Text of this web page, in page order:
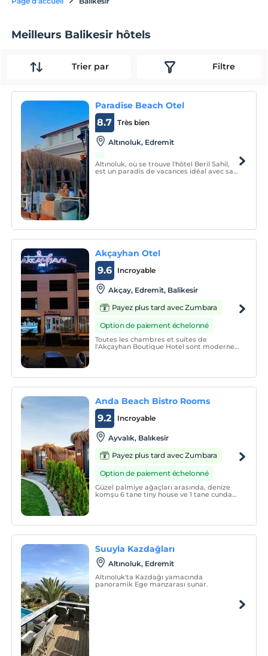
Meilleurs Balikesir hôtels
Trier par Filtre
Paradise Beach Otel
Très bien
8.7
Altınoluk, Edremit
Altınoluk, où se trouve l'hôtel Beril Sahil,
est un paradis de vacances idéal avec sa
Akçayhan Otel
Incroyable
9.6
Akçay, Edremit, Balikesir
Payez plus tard avec Zumbara
Option de paiement échelonné
Toutes les chambres et suites de
l'Akçayhan Boutique Hotel sont modernes
plateau/bouilloire, un minibar et un coffre-
Anda Beach Bistro Rooms
Incroyable
9.2
Ayvalık, Balıkesir
Payez plus tard avec Zumbara
Option de paiement échelonné
Güzel palmiye ağaçları arasında, denize
komşu 6 tane tiny house ve 1 tane cunda
şekilde konumlanmış.
Suuyla Kazdağları
Altınoluk, Edremit
Altınoluk'ta Kazdağı yamacında
panoramik Ege manzarası sunar.